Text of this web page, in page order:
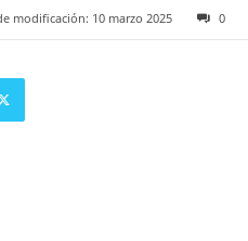
modificación: 10 marzo 2025 0